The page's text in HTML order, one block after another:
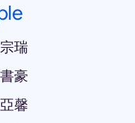
瑞
豪
馨